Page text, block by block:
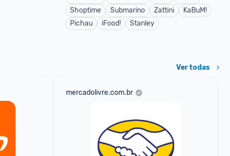
Shoptime
Submarino Zattini
KaBuM!
Pichau
iFood! Stanley
Ver todas
mercadolivre.com.br